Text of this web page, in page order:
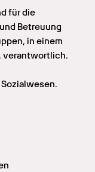
für die
Betreuung
in einem
verantwortlich.